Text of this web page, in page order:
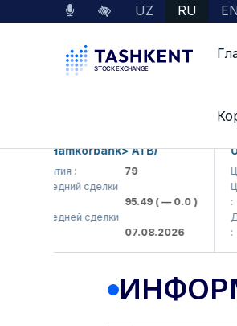
UZ RU EN
(<Hamkorbank> ATB)
закрытия :
последний сделки
95.49( — 0.0 )
последней сделки
07.08.2026